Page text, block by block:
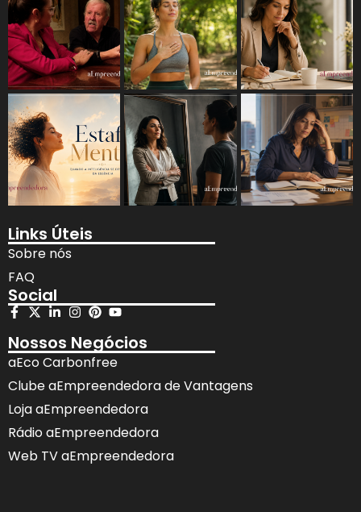
Links Úteis
Sobre nós
FAQ
Social
Nossos Negócios
aEco Carbonfree
Clube aEmpreendedora de Vantagens
Loja aEmpreendedora
Rádio aEmpreendedora
Web TV aEmpreendedora